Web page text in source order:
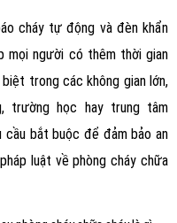
cháy tự động và đèn khẩn
mọi người có thêm thời gian
trong các không gian lớn,
trường học hay trung tâm
cầu bắt buộc để đảm bảo an
luật về phòng cháy chữa